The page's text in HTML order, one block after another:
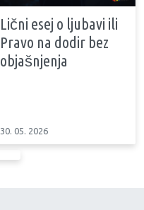
Lični esej o ljubavi ili
Pravo na dodir bez
objašnjenja
30. 05. 2026